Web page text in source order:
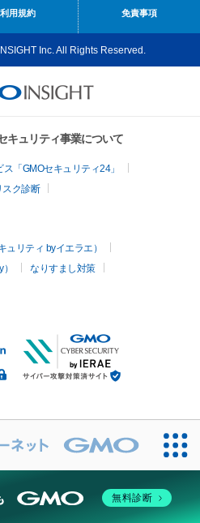
利用規約 免責事項
Inc. All Rights Reserved.
キュリティ事業について
「GMOセキュリティ24」
スク診断
リティ byイエラエ）
なりすまし対策
無料診断